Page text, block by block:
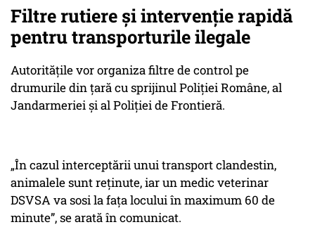
Filtre rutiere și intervenție rapidă
pentru transporturile ilegale
Autoritățile vor organiza filtre de control pe
drumurile din țară cu sprijinul Poliției Române, al
Jandarmeriei și al Poliției de Frontieră.
„În cazul interceptării unui transport clandestin,
animalele sunt reţinute, iar un medic veterinar
DSVSA va sosi la faţa locului în maximum 60 de
minute”, se arată în comunicat.